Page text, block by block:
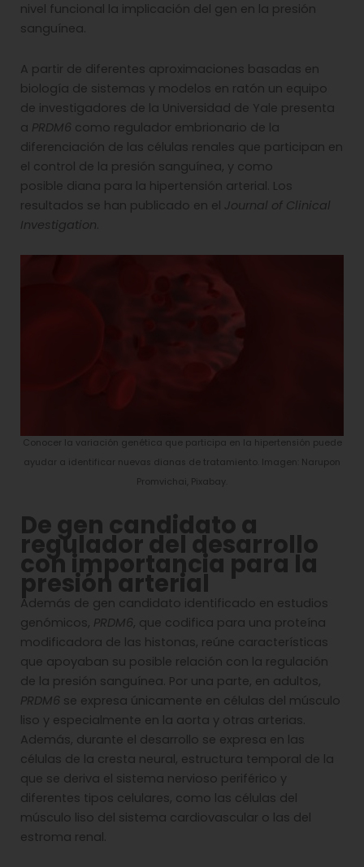
nivel funcional la implicación del gen en la presión
sanguínea.
A partir de diferentes aproximaciones basadas en
biología de sistemas y modelos en ratón un equipo
de investigadores de la Universidad de Yale presenta
a PRDM6 como regulador embrionario de la
diferenciación de las células renales que participan en
el control de la presión sanguínea, y como
posible diana para la hipertensión arterial. Los
resultados se han publicado en el Journal of Clinical
Investigation.
Conocer la variación genética que participa en la hipertensión puede
ayudar a identificar nuevas dianas de tratamiento. Imagen: Narupon
Promvichai, Pixabay.
De gen candidato a
regulador del desarrollo
con importancia para la
presión arterial
Además de gen candidato identificado en estudios
genómicos, PRDM6, que codifica para una proteína
modificadora de las histonas, reúne características
que apoyaban su posible relación con la regulación
de la presión sanguínea. Por una parte, en adultos,
PRDM6 se expresa únicamente en células del músculo
liso y especialmente en la aorta y otras arterias.
Además, durante el desarrollo se expresa en las
células de la cresta neural, estructura temporal de la
que se deriva el sistema nervioso periférico y
diferentes tipos celulares, como las células del
músculo liso del sistema cardiovascular o las del
estroma renal.